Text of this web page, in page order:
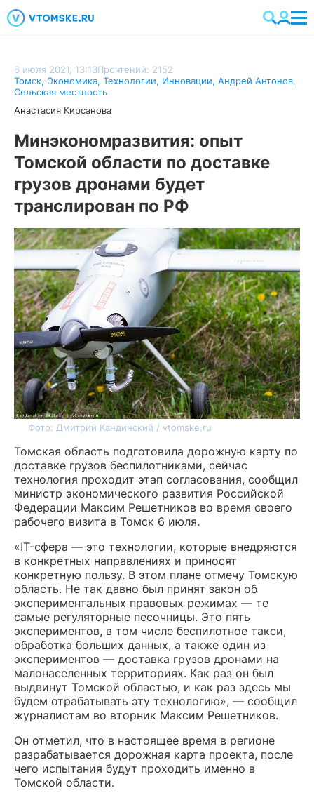
6 июля 2021, 13:13Прочтений: 2152
Томск, Экономика, Технологии, Инновации, Андрей Антонов,
Сельская местность
Анастасия Кирсанова
Минэкономразвития: опыт
Томской области по доставке
грузов дронами будет
транслирован по РФ
Фото: Дмитрий Кандинский / vtomske.ru
Томская область подготовила дорожную карту по
доставке грузов беспилотниками, сейчас
технология проходит этап согласования, сообщил
министр экономического развития Российской
Федерации Максим Решетников во время своего
рабочего визита в Томск 6 июля.
«IT-сфера — это технологии, которые внедряются
в конкретных направлениях и приносят
конкретную пользу. В этом плане отмечу Томскую
область. Не так давно был принят закон об
экспериментальных правовых режимах — те
самые регуляторные песочницы. Это пять
экспериментов, в том числе беспилотное такси,
обработка больших данных, а также один из
экспериментов — доставка грузов дронами на
малонаселенных территориях. Как раз он был
выдвинут Томской областью, и как раз здесь мы
будем отрабатывать эту технологию», — сообщил
журналистам во вторник Максим Решетников.
Он отметил, что в настоящее время в регионе
разрабатывается дорожная карта проекта, после
чего испытания будут проходить именно в
Томской области.